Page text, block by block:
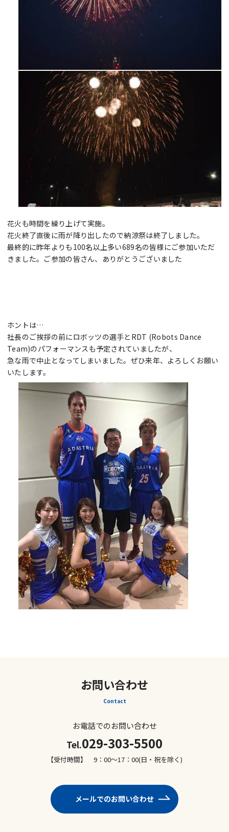
花火も時間を繰り上げて実施。
花火終了直後に雨が降り出したので納涼祭は終了しました。
最終的に昨年よりも100名以上多い689名の皆様にご参加いただ
きました。ご参加の皆さん、ありがとうございました
ホントは…
社長のご挨拶の前にロボッツの選手とRDT (Robots Dance
Team)のパフォーマンスも予定されていましたが、
急な雨で中止となってしまいました。ぜひ来年、よろしくお願い
いたします。
お問い合わせ
Contact
お電話でのお問い合わせ
Tel.029-303-5500
【受付時間】 9：00～17：00(日・祝を除く)
メールでのお問い合わせ